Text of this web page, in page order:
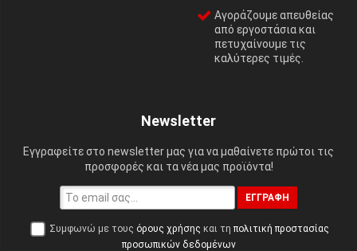
Αγοράζουμε απευθείας
από εργοστάσια και
πετυχαίνουμε τις
καλύτερες τιμές.
Newsletter
Εγγραφείτε στο newsletter μας για να μαθαίνετε πρώτοι τις
προσφορές και τα νέα μας προϊόντα!
ΕΓΓΡΑΦΉ
Συμφωνώ με τους όρους χρήσης και τη πολιτική προστασίας
προσωπικών δεδομένων